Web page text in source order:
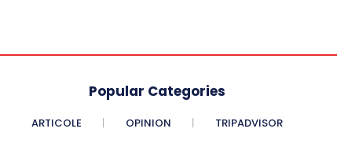
Popular Categories
ARTICOLE OPINION TRIPADVISOR